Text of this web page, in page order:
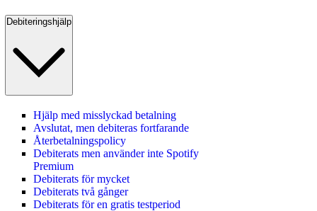
Debiteringshjälp
Hjälp med misslyckad betalning
Avslutat, men debiteras fortfarande
Återbetalningspolicy
Debiterats men använder inte Spotify
Premium
Debiterats för mycket
Debiterats två gånger
Debiterats för en gratis testperiod